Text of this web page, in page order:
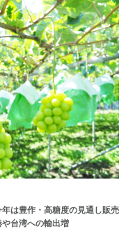
は豊作・高糖度の見通し販売
台湾への輸出増